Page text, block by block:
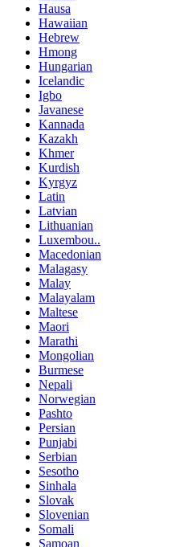
Hausa
Hawaiian
Hebrew
Hmong
Hungarian
Icelandic
Igbo
Javanese
Kannada
Kazakh
Khmer
Kurdish
Kyrgyz
Latin
Latvian
Lithuanian
Luxembou..
Macedonian
Malagasy
Malay
Malayalam
Maltese
Maori
Marathi
Mongolian
Burmese
Nepali
Norwegian
Pashto
Persian
Punjabi
Serbian
Sesotho
Sinhala
Slovak
Slovenian
Somali
Samoan